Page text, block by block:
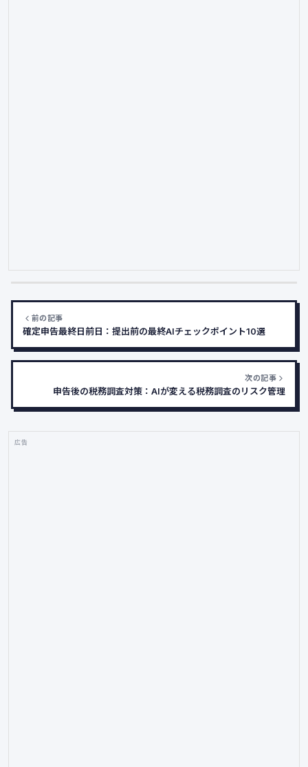
前の記事
確定申告最終日前日：提出前の最終AIチェックポイント10選
次の記事
申告後の税務調査対策：AIが変える税務調査のリスク管理
広告